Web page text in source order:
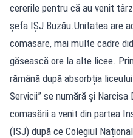
cererile pentru că au venit
șefa IȘJ Buzău.Unitatea are
comasare, mai multe cadre
găsească ore la alte licee.
rămână după absorbția
Servicii” se numără și
comasării a venit din partea
(ISJ) după ce Colegiul